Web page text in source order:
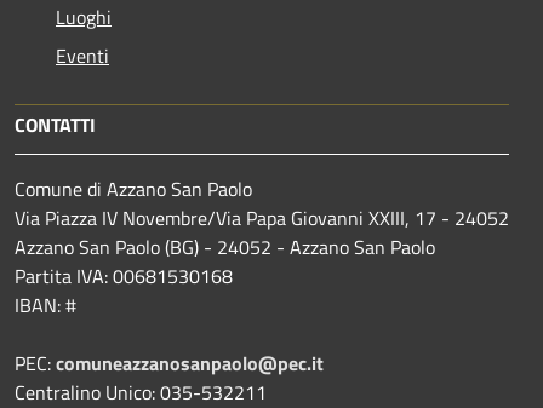
Luoghi
Eventi
CONTATTI
Comune di Azzano San Paolo
Via Piazza IV Novembre/Via Papa Giovanni XXIII, 17 - 24052
Azzano San Paolo (BG) - 24052 - Azzano San Paolo
Partita IVA: 00681530168
IBAN: #
PEC:comuneazzanosanpaolo@pec.it
Centralino Unico: 035-532211